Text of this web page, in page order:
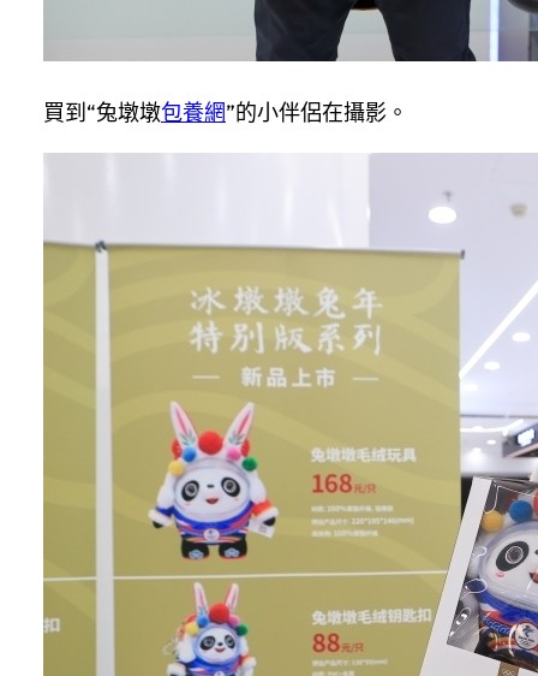
買到“兔墩墩包養網”的小伴侶在攝影。